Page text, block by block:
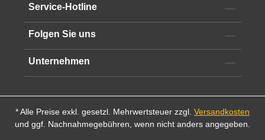
Service-Hotline
Folgen Sie uns
Unternehmen
* Alle Preise exkl. gesetzl. Mehrwertsteuer zzgl. Versandkosten
und ggf. Nachnahmegebühren, wenn nicht anders angegeben.